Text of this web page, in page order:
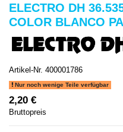
ELECTRO DH
COLOR BLANCO
Artikel-Nr. 400001786
Nur noch wenige Teile verfügbar
2,20 €
Bruttopreis